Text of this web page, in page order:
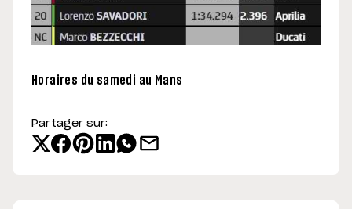
Horaires du samedi au Mans
Partager sur: